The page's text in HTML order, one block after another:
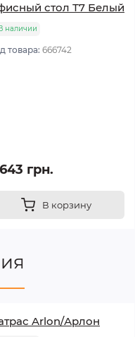
стол Т7 Белый
наличии
товара: 666742
грн.
В корзину
Arlon/Арлон